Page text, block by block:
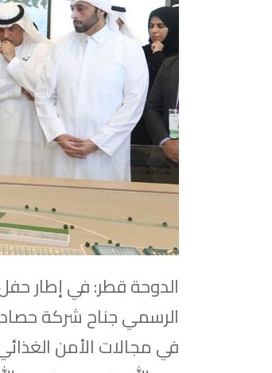
الدوحة قطر: في إطار
الرسمي جناح شركة حصاد
في مجالات الأمن